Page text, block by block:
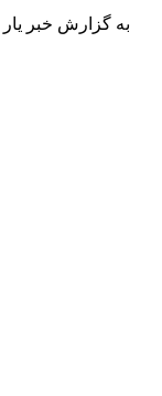
به گزارش خبر